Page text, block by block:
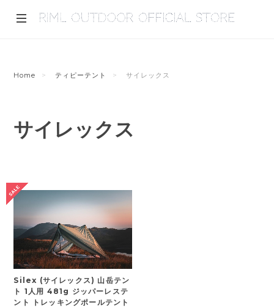
Home ティピーテント サイレックス
サイレックス
Silex (サイレックス) 山岳テン
ト 1人用 481g ジッパーレステ
ント トレッキングポールテント